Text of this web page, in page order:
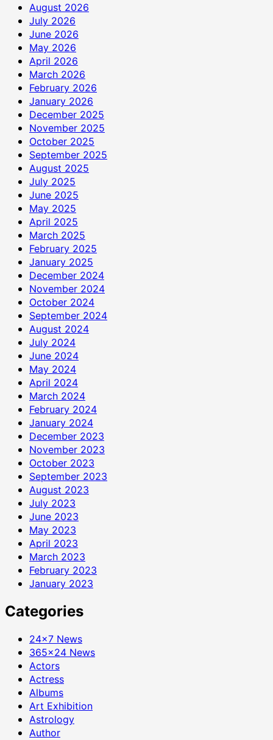
August 2026
July 2026
June 2026
May 2026
April 2026
March 2026
February 2026
January 2026
December 2025
November 2025
October 2025
September 2025
August 2025
July 2025
June 2025
May 2025
April 2025
March 2025
February 2025
January 2025
December 2024
November 2024
October 2024
September 2024
August 2024
July 2024
June 2024
May 2024
April 2024
March 2024
February 2024
January 2024
December 2023
November 2023
October 2023
September 2023
August 2023
July 2023
June 2023
May 2023
April 2023
March 2023
February 2023
January 2023
Categories
24×7 News
365×24 News
Actors
Actress
Albums
Art Exhibition
Astrology
Author